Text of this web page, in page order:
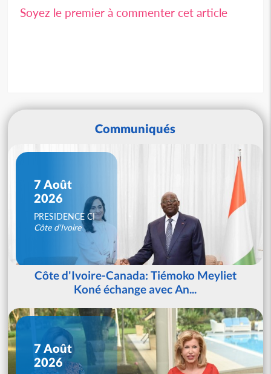
Soyez le premier à commenter cet article
Communiqués
7 Août
2026
PRESIDENCE CI
Côte d'Ivoire
Côte d'Ivoire-Canada: Tiémoko Meyliet
Koné échange avec An...
7 Août
2026